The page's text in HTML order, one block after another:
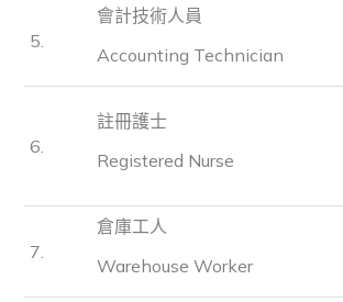
5.
會計技術人員
Accounting Technician
6.
註冊護士
Registered Nurse
7.
倉庫工人
Warehouse Worker